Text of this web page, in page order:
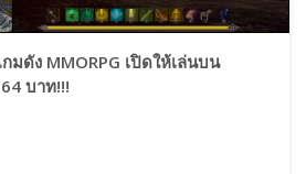
มดัง MMORPG เปิดให้เล่นบน
บาท!!!